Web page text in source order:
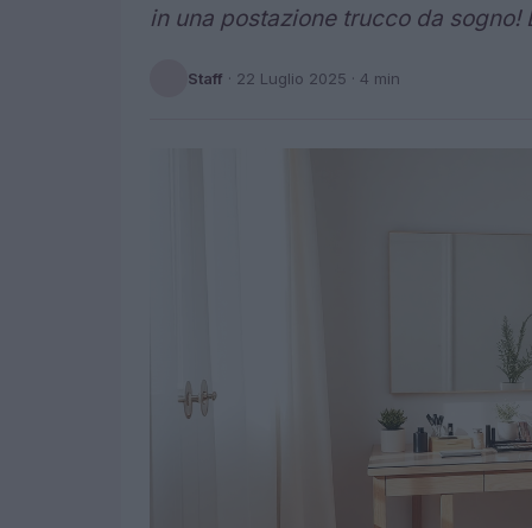
in una postazione trucco da
Staff · 22 Luglio 2025 · 4 min